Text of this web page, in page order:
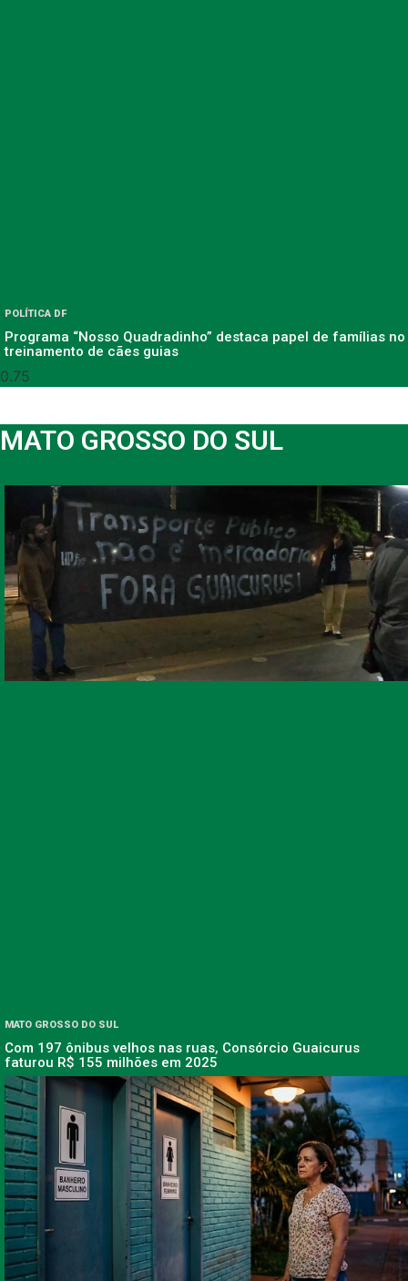
POLÍTICA DF
Programa “Nosso Quadradinho” destaca papel de famílias no
treinamento de cães guias
MATO GROSSO DO SUL
MATO GROSSO DO SUL
Com 197 ônibus velhos nas ruas, Consórcio Guaicurus
faturou R$ 155 milhões em 2025